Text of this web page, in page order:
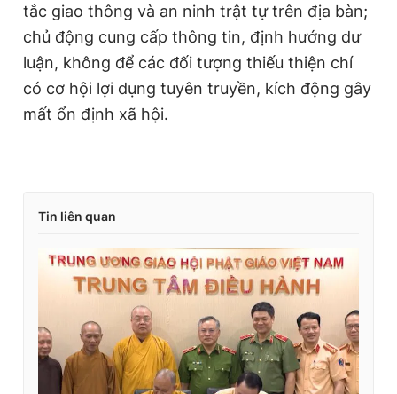
tắc giao thông và an ninh trật tự trên địa bàn;
chủ động cung cấp thông tin, định hướng dư
luận, không để các đối tượng thiếu thiện chí
có cơ hội lợi dụng tuyên truyền, kích động gây
mất ổn định xã hội.
Tin liên quan